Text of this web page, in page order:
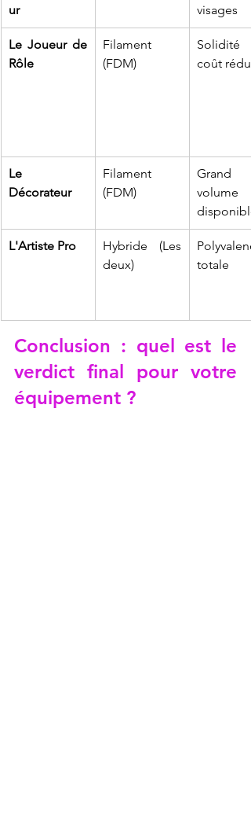
ur
visages
Le Joueur de
Rôle
Filament
(FDM)
coût réduit
Le
Décorateur
Filament
(FDM)
Grand
volume
disponible
L'Artiste Pro
Hybride (Les
deux)
totale
Conclusion : quel est le
verdict final pour votre
équipement ?